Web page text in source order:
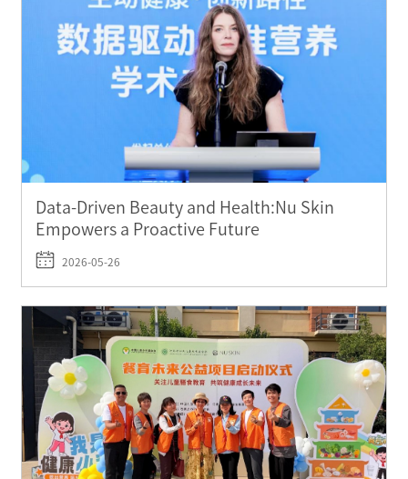
Data-Driven Beauty and Health:Nu Skin
Empowers a Proactive Future
2026-05-26